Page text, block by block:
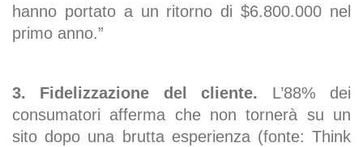
hanno portato a un ritorno di $6.800.000 nel
primo anno.”
3. Fidelizzazione del cliente. L’88% dei
consumatori afferma che non tornerà su un
sito dopo una brutta esperienza (fonte: Think